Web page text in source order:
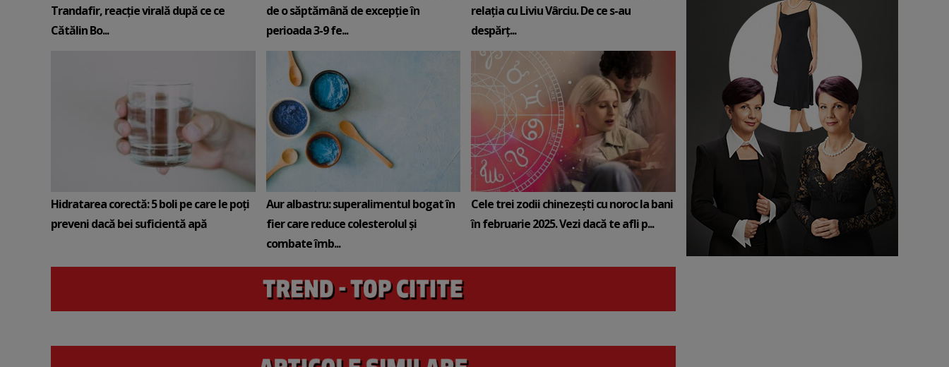
Trandafir, reacție virală după ce ce
Cătălin Bo...
de o săptămână de excepție în
perioada 3-9 fe...
relația cu Liviu Vârciu. De ce s-au
despărț...
Hidratarea corectă: 5 boli pe care le poți
preveni dacă bei suficientă apă
Aur albastru: superalimentul bogat în
fier care reduce colesterolul și
combate îmb...
Cele trei zodii chinezești cu noroc la bani
în februarie 2025. Vezi dacă te afli p...